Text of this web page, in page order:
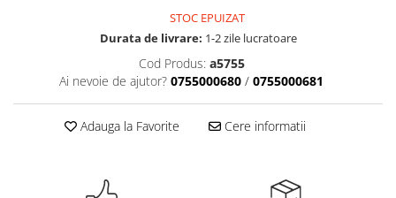
Bauturi aperitive, alcoolice
Sucuri si bauturi racoritoare
Pandoro si Balocco
STOC EPUIZAT
Durata de livrare: 1-2 zile lucratoare
Cod Produs: a5755
Ai nevoie de ajutor? 0755000680 / 0755000681
Adauga la Favorite Cere informatii